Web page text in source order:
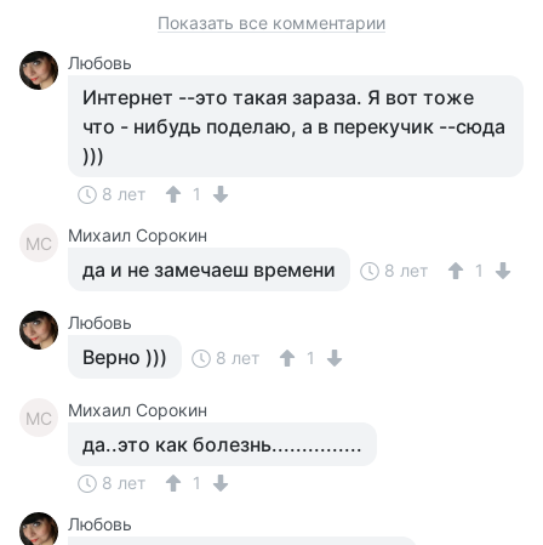
Показать все комментарии
Любовь
Интернет --это такая зараза. Я вот тоже
что - нибудь поделаю, а в перекучик --сюда
)))
8 лет 1
МС Михаил Сорокин
да и не замечаеш времени 8 лет 1
Любовь
Верно ))) 8 лет 1
МС Михаил Сорокин
да..это как болезнь...............
8 лет
1
Любовь